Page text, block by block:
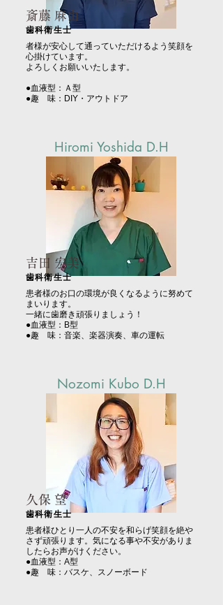
斎藤 麻由
歯科衛生士
者様が安心して通っていただけるよう笑顔を
心掛けています。
よろしくお願いいたします。
●血液型：Ａ型
●趣 味：DIY・アウトドア
Hiromi Yoshida D.H
吉田 宏美
歯科衛生士
患者様のお口の環境が良くなるように努めて
まいります。
一緒に歯磨き頑張りましょう！
●血液型：B型
●趣 味：音楽、楽器演奏、車の運転
Nozomi Kubo D.H
久保 望
歯科衛生士
患者様ひとり一人の不安を和らげ笑顔を絶や
さず頑張ります。気になる事や不安がありま
したらお声がけください。
●血液型：A型
●趣 味：バスケ、スノーボード